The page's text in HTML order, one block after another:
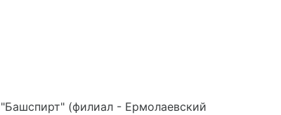
(филиал - Ермолаевский